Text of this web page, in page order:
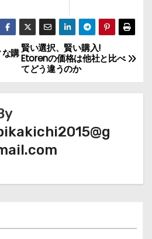
賢い選択、賢い購入!
Etorenの価格は他社と比べ
てどう違うのか
購